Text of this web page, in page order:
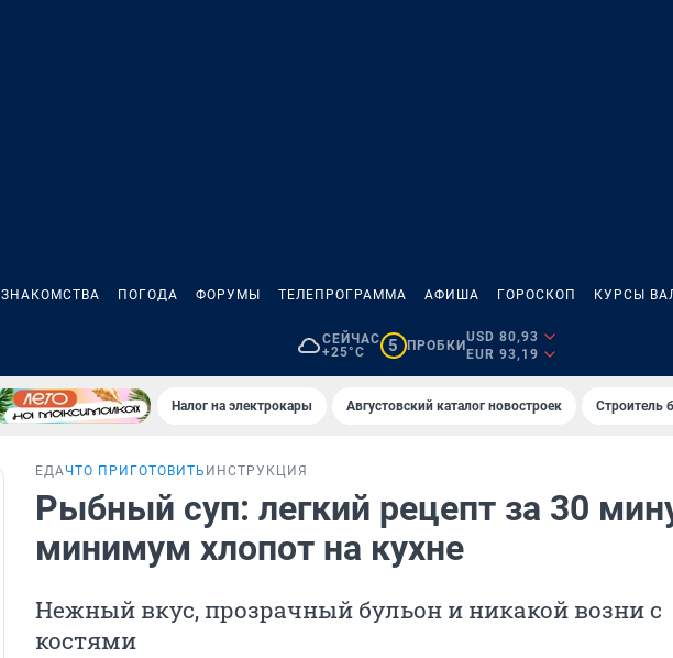
ЗНАКОМСТВА ПОГОДА ФОРУМЫ ТЕЛЕПРОГРАММА АФИША ГОРОСКОП КУРСЫ
СЕЙЧАС
+25°C
5 ПРОБКИ
USD 80,93
EUR 93,19
Налог на электрокары Августовский каталог новостроек Строитель
ЕДАЧТО ПРИГОТОВИТЬ ИНСТРУКЦИЯ
Рыбный суп: легкий рецепт за 30
минимум хлопот на кухне
Нежный вкус, прозрачный бульон и никакой возни с
костями